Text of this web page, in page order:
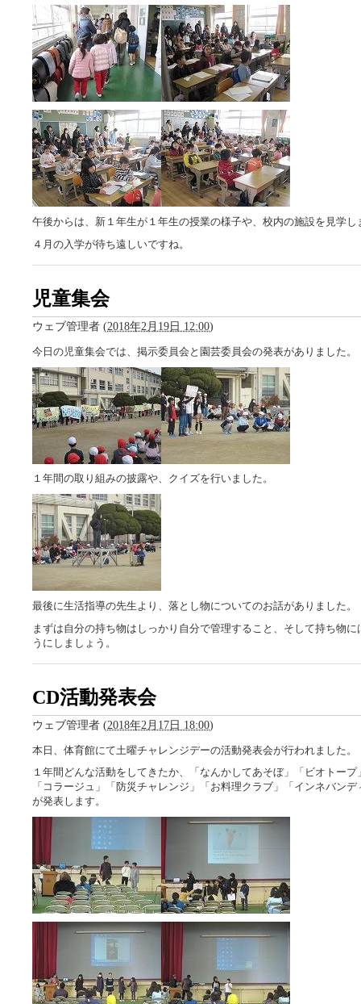
午後からは、新１年生が１年生の授業の様子や、校内の施設を見学し
４月の入学が待ち遠しいですね。
児童集会
ウェブ管理者 (2018年2月19日 12:00)
今日の児童集会では、掲示委員会と園芸委員会の発表がありました。
１年間の取り組みの披露や、クイズを行いました。
最後に生活指導の先生より、落とし物についてのお話がありました。
まずは自分の持ち物はしっかり自分で管理すること、そして持ち物
うにしましょう。
CD活動発表会
ウェブ管理者 (2018年2月17日 18:00)
本日、体育館にて土曜チャレンジデーの活動発表会が行われました。
１年間どんな活動をしてきたか、「なんかしてあそぼ」「ビオトー
「コラージュ」「防災チャレンジ」「お料理クラブ」「インネバン
が発表します。